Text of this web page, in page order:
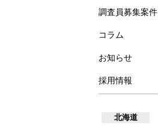
調査員募集案件
コラム
お知らせ
採用情報
北海道